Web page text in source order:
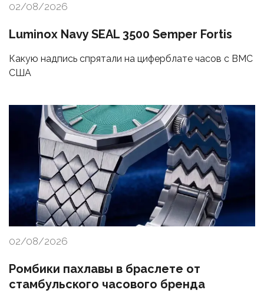
02/08/2026
Luminox Navy SEAL 3500 Semper Fortis
Какую надпись спрятали на циферблате часов с ВМС
США
02/08/2026
Ромбики пахлавы в браслете от
стамбульского часового бренда